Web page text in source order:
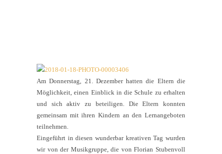
Am Donnerstag, 21. Dezember hatten die Eltern die
Möglichkeit, einen Einblick in die Schule zu erhalten
und sich aktiv zu beteiligen. Die Eltern konnten
gemeinsam mit ihren Kindern an den Lernangeboten
teilnehmen.
Eingeführt in diesen wunderbar kreativen Tag wurden
wir von der Musikgruppe, die von Florian Stubenvoll